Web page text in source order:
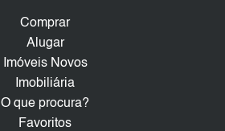
Comprar
Alugar
Imóveis Novos
Imobiliária
O que procura?
Favoritos